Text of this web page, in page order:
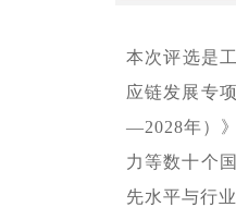
本次评选是
应链发展专
—2028年）
力等数十个
先水平与行